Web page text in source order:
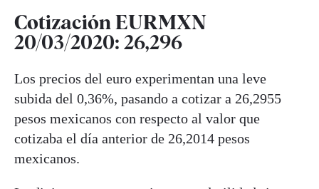
Cotización EURMXN
20/03/2020: 26,296
Los precios del euro experimentan una leve
subida del 0,36%, pasando a cotizar a 26,2955
pesos mexicanos con respecto al valor que
cotizaba el día anterior de 26,2014 pesos
mexicanos.